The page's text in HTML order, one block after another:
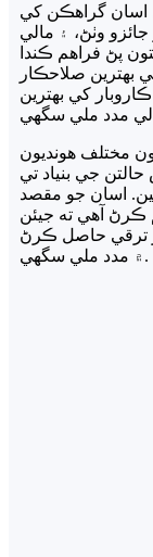
اسان گراهڪن کي
وٺڻ، ۽ مالي
پڻ فراهم ڪندا
بهترين صلاحڪار
کي بهترين
مختلف هونديون
جي بنياد تي
اسان جو مقصد
ڪرڻ آهي ته جيئن
ترقي حاصل ڪرڻ
۾ مدد ملي سگهي.